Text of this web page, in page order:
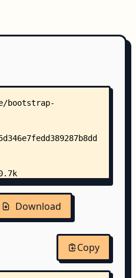
Download
Copy